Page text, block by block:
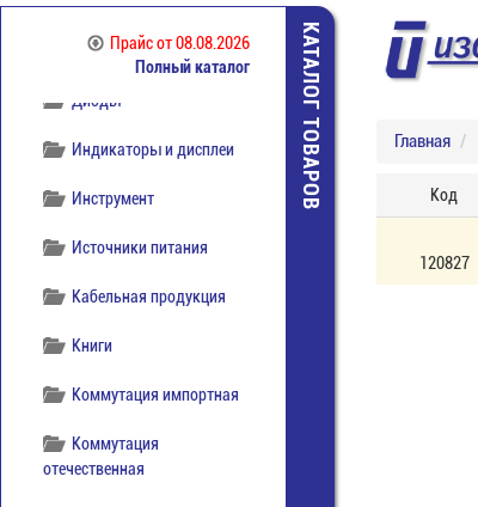
Прайсот 08.08.2026
Полный каталог
Диоды
Индикаторы и дисплеи
Инструмент
Источники питания
Кабельная продукция
Книги
Коммутация импортная
Коммутация
отечественная
КАТАЛОГ ТОВАРОВ Главная
Код
120827